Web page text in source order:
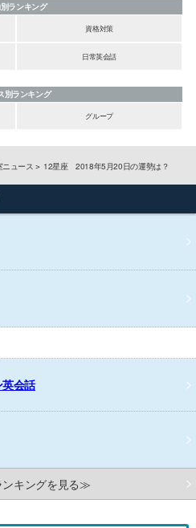
ランキング
資格対策
日常英会話
別ランキング
グループ
ニュース 12星座 2018年5月20日の運勢は？
会話
ンキングを見る≫